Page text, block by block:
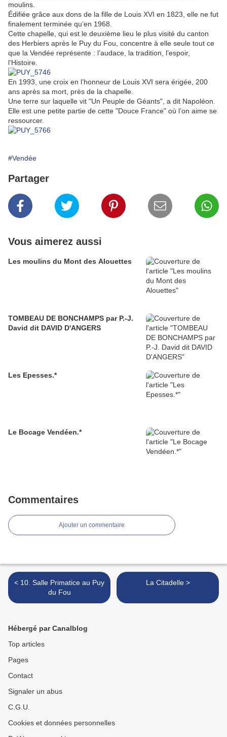
moulins.
Édifiée grâce aux dons de la fille de Louis XVI en 1823, elle ne fut
finalement terminée qu’en 1968.
Cette chapelle, qui est le deuxième lieu le plus visité du canton
des Herbiers après le Puy du Fou, concentre à elle seule tout ce
que la Vendée représente : l’audace, la tradition, l’espoir,
l’Histoire.
En 1993, une croix en l’honneur de Louis XVI sera érigée, 200
ans après sa mort, près de la chapelle.
Une terre sur laquelle vit "Un Peuple de Géants", a dit Napoléon.
Elle est une petite partie de cette "Douce France" où l’on aime se
ressourcer.
#Vendée
Partager
Vous aimerez aussi
Les moulins du Mont des Alouettes
TOMBEAU DE BONCHAMPS par P.-J.
David dit DAVID D'ANGERS
Les Epesses.*
Le Bocage Vendéen.*
Commentaires
Ajouter un commentaire
< 10. Salle Primatice au Puy
du Fou
La Citadelle >
Hébergé par Canalblog
Top articles
Pages
Contact
Signaler un abus
C.G.U.
Cookies et données personnelles